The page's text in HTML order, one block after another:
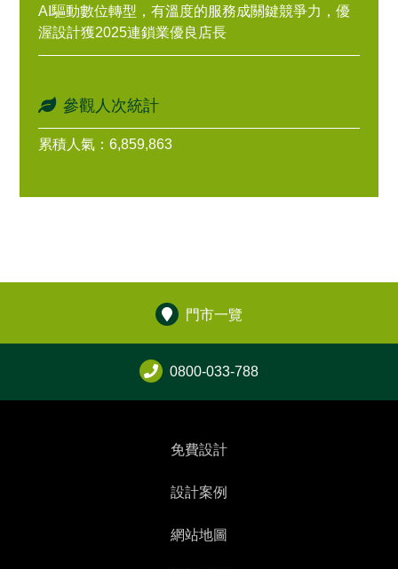
AI驅動數位轉型，有溫度的服務成關鍵競爭力，優
渥設計獲2025連鎖業優良店長
參觀人次統計
累積人氣：6,859,863
門市一覽
0800-033-788
免費設計
設計案例
網站地圖